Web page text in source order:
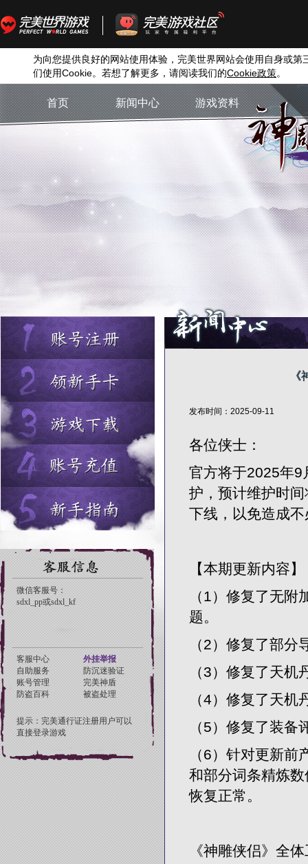
为向您提供良好的网站使用体验，完美世界网站会使用自身或第
们使用Cookie。若想了解更多，请阅读我们的Cookie政策。
首页 新闻中心 游戏资料
发布时间：2025-09-11
各位侠士：
官方将于2025年9
护，预计维护时
下线，以免造成
【本期更新内容】
（1）修复了无
题。
（2）修复了部
（3）修复了天
（4）修复了天
（5）修复了装
（6）针对更新
和部分词条精炼
恢复正常。
《神雕侠侣》全